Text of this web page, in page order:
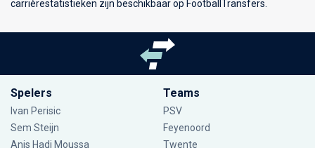
carrièrestatistieken zijn beschikbaar op FootballTransfers.
Spelers
Ivan Perisic
Sem Steijn
Anis Hadj Moussa
Teams
PSV
Feyenoord
Twente